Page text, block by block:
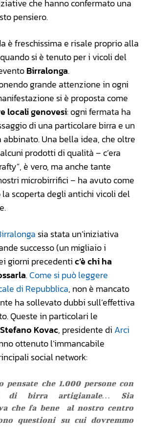
che hanno confermato una
pensiero.
è freschissima e risale proprio alla
si è tenuto per i vicoli del
Birralonga.
grande attenzione in ogni
si è proposta come
locali genovesi: ogni fermata ha
di una particolare birra e un
Una bella idea, che oltre
prodotti di qualità – c’era
è vero, ma anche tante
microbirrifici – ha avuto come
scoperta degli antichi vicoli del
sia stata un’iniziativa
successo (un migliaio i
giorni precedentic’è chi ha
.Come si può leggere
di Repubblica, non è mancato
ha sollevato dubbi sull’effettiva
Queste in particolari le
Stefano Kovac, presidente di Arci
ottenuto l’immancabile
social network:
pensate che 1.000 persone con
birra artigianale… Sia
che fa bene al nostro centro
questioni su cui dovremmo